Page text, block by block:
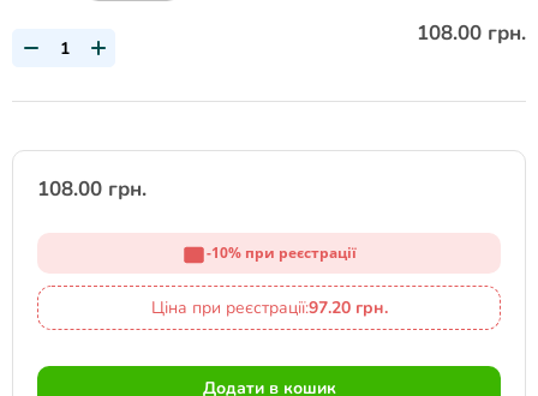
108.00 грн.
108.00 грн.
-10% при реєстрації
Ціна при реєстрації:97.20 грн.
Додати в кошик